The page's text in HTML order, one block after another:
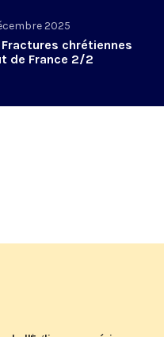
2025
chrétiennes
de France 2/2